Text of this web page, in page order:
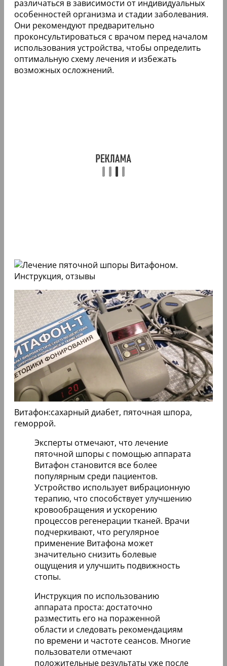
различаться в зависимости от индивидуальных
особенностей организма и стадии заболевания.
Они рекомендуют предварительно
проконсультироваться с врачом перед началом
использования устройства, чтобы определить
оптимальную схему лечения и избежать
возможных осложнений.
Витафон:сахарный диабет, пяточная шпора,
геморрой.
Эксперты отмечают, что лечение
пяточной шпоры с помощью аппарата
Витафон становится все более
популярным среди пациентов.
Устройство использует вибрационную
терапию, что способствует улучшению
кровообращения и ускорению
процессов регенерации тканей. Врачи
подчеркивают, что регулярное
применение Витафона может
значительно снизить болевые
ощущения и улучшить подвижность
стопы.
Инструкция по использованию
аппарата проста: достаточно
разместить его на пораженной
области и следовать рекомендациям
по времени и частоте сеансов. Многие
пользователи отмечают
положительные результаты уже после